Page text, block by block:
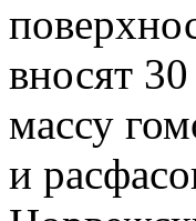
вносят
массу
и